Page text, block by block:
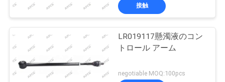
接触
LR019117懸濁液のコン
トロール アーム
negotiable MOQ:100pcs